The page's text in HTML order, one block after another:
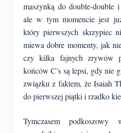
maszynką do double-double
ale w tym momencie jest
który pierwszych skrzypiec
miewa dobre momenty, jak
czy kilka fajnych zrywów
końców C’s są lepsi, gdy nie
związku z faktem, że Isaiah
do pierwszej piątki i rzadko
Tymczasem